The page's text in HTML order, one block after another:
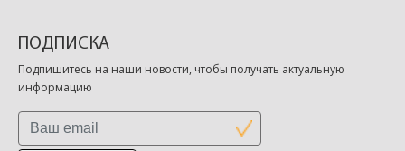
ПОДПИСКА
Подпишитесь на наши новости, чтобы получать актуальную
информацию